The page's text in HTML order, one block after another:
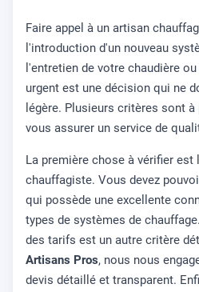
Faire appel à un artisan
l'introduction d'un nouveau
l'entretien de votre chaudière
urgent est une décision qui ne
légère. Plusieurs critères sont
vous assurer un service de
La première chose à vérifier est
chauffagiste. Vous devez
qui possède une excellente
types de systèmes de
des tarifs est un autre critère
Artisans Pros, nous nous
devis détaillé et transparent.